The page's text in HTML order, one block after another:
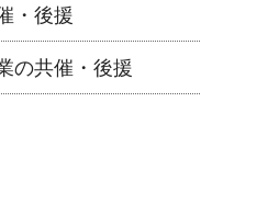
・後援
の共催・後援